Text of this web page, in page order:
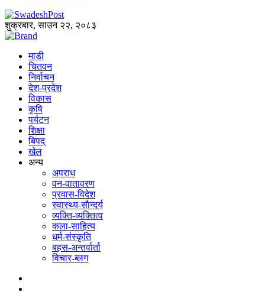
शुक्रबार, साउन २२, २०८३
माडी
चितवन
निर्वाचन
देश-प्रदेश
विकास
कृषि
पर्यटन
शिक्षा
बिपद्
खेल
अन्य
अपराध
वन-वातावरण
प्रवास-विदेश
स्वास्थ्य-साैन्दर्य
व्यक्ति-व्यक्तित्व
कला-साहित्य
धर्म-संस्कृति
बहस-अन्तर्वार्ता
विचार-ब्लग